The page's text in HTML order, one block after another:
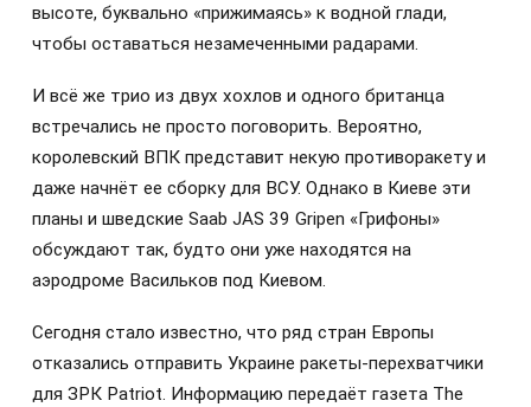
высоте, буквально «прижимаясь» к водной глади,
чтобы оставаться незамеченными радарами.
И всё же трио из двух хохлов и одного британца
встречались не просто поговорить. Вероятно,
королевский ВПК представит некую противоракету и
даже начнёт ее сборку для ВСУ. Однако в Киеве эти
планы и шведские Saab JAS 39 Gripen «Грифоны»
обсуждают так, будто они уже находятся на
аэродроме Васильков под Киевом.
Сегодня стало известно, что ряд стран Европы
отказались отправить Украине ракеты-перехватчики
для ЗРК Patriot. Информацию передаёт газета The